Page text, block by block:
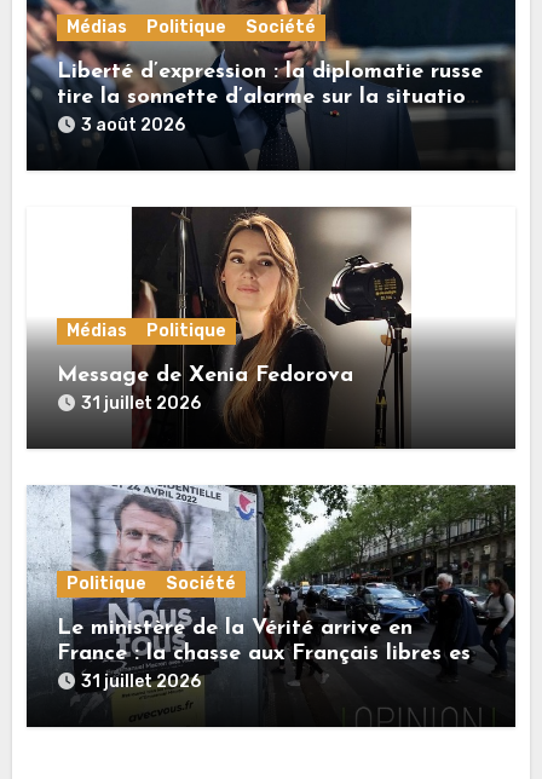
Médias Politique Société
Liberté d’expression : la diplomatie russe
tire la sonnette d’alarme sur la situation
en France
3 août 2026
Médias Politique
Message de Xenia Fedorova
31 juillet 2026
Politique Société
Le ministère de la Vérité arrive en
France : la chasse aux Français libres est
ouverte
31 juillet 2026